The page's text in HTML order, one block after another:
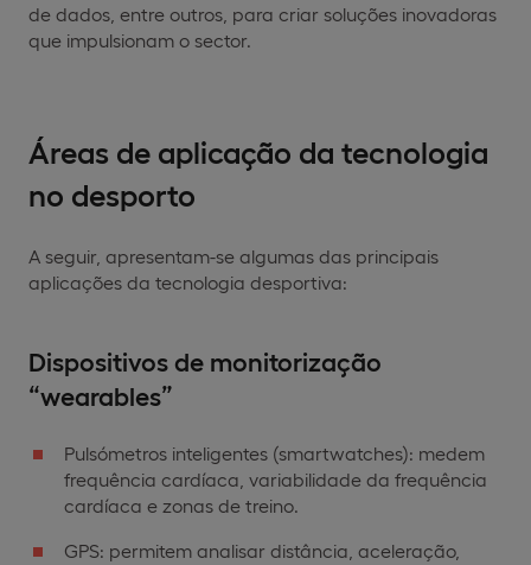
de dados, entre outros, para criar soluções inovadoras
que impulsionam o sector.
Áreas de aplicação da tecnologia
no desporto
A seguir, apresentam-se algumas das principais
aplicações da tecnologia desportiva:
Dispositivos de monitorização
“wearables”
Pulsómetros inteligentes (smartwatches): medem
frequência cardíaca, variabilidade da frequência
cardíaca e zonas de treino.
GPS: permitem analisar distância, aceleração,